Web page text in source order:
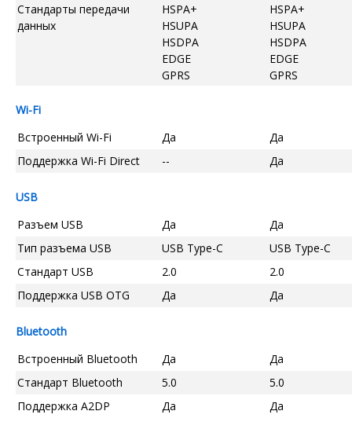
Стандарты передачи
данных
HSPA+
HSUPA
HSDPA
EDGE
GPRS
HSPA+
HSUPA
HSDPA
EDGE
GPRS
Wi-Fi
Встроенный Wi-Fi
Да
Да
Поддержка Wi-Fi Direct
-- Да
USB
Разъем USB
Да
Да
Тип разъема USB
USB Type-C
USB Type-C
Стандарт USB
2.0
2.0
Поддержка USB OTG
Да Да
Bluetooth
Встроенный Bluetooth
Да
Да
Стандарт Bluetooth
5.0
5.0
Поддержка A2DP
Да Да